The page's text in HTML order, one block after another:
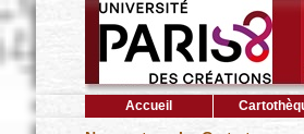
Accueil